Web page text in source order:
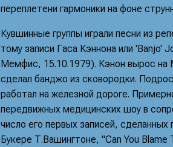
переплетени гармоники на фоне
Кувшинные группы играли песни из
тому записи Гаса Кэннона или
Мемфис, 15.10.1979). Кэнон вырос на
сделал банджо из сковородки.
работал на железной дороге.
передвижных медицинских шоу в
число его первых записей,
Букере Т.Вашингтоне, "Can You